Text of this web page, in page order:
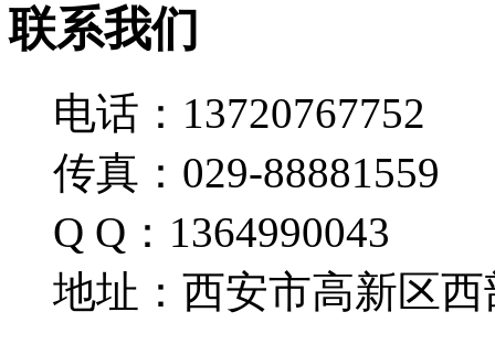
联系我们
电话：13720767752
传真：029-88881559
Q Q：1364990043
地址：西安市高新区西